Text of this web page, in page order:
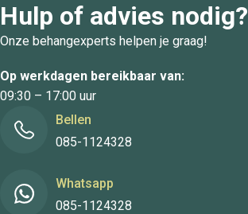
Hulp of advies nodig?
Onze behangexperts helpen je graag!
Op werkdagen bereikbaar van:
09:30 – 17:00 uur
Bellen
085-1124328
Whatsapp
085-1124328